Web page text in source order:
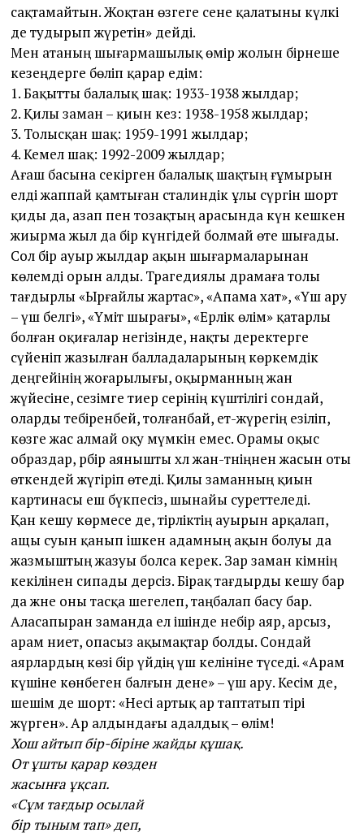
сақтамайтын. Жоқтан өзгеге сене қалатыны күлкі
де тудырып жүретін» дейді.
Мен атаның шығармашылық өмір жолын бірнеше
кезеңдерге бөліп қарар едім:
1. Бақыт­ты балалық шақ: 1933-1938 жылдар;
2. Қилы заман – қиын кез: 1938-1958 жылдар;
3. Толысқан шақ: 1959-1991 жылдар;
4. Кемел шақ: 1992-2009 жылдар;
Ағаш басына секірген балалық шақтың ғұмырын
елді жаппай қамтыған сталиндік ұлы сүргін шорт
қиды да, азап пен тозақтың арасында күн кешкен
жиырма жыл да бір күнгідей болмай өте шығады.
Сол бір ауыр жылдар ақын шығармаларынан
көлемді орын алды. Трагедиялы драмаға толы
тағдырлы «Ырғайлы жартас», «Апама хат», «Үш ару
– үш белгі», «Үміт шырағы», «Ерлік өлім» қатарлы
болған оқиғалар негізінде, нақты деректерге
сүйеніп жазылған балладаларының көркемдік
деңгейінің жоғарылығы, оқырманның жан
жүйесіне, сезімге тиер әсерінің күштілігі сондай,
оларды тебіренбей, толғанбай, ет-жүрегің езіліп,
көзге жас алмай оқу мүмкін емес. Орамы оқыс
образдар, әрбір аянышты хәл жан-тәніңнен жасын оты
өткендей жүгіріп өтеді. Қилы заманның қиын
картинасы еш бүкпесіз, шынайы сурет­теледі.
Қан кешу көрмесе де, тірліктің ауырын арқалап,
ащы суын қанып ішкен адамның ақын болуы да
жазмыштың жазуы болса керек. Зар заман кімнің
кекілінен сипады дерсіз. Бірақ тағдырды кешу бар
да және оны тасқа шегелеп, таңбалап басу бар.
Аласапыран заманда ел ішінде небір аяр, арсыз,
арам ниет, опасыз ақымақтар болды. Сондай
аярлардың көзі бір үйдің үш келініне түседі. «Арам
күшіне көнбеген балғын дене» – үш ару. Кесім де,
шешім де шорт: «Несі артық ар таптатып тірі
жүрген». Ар алдындағы адалдық – өлім!
Хош айтып бір-біріне жайды құшақ.
От ұшты қарар көзден
жасынға ұқсап.
«Сұм тағдыр осылай
бір тыным тап» деп,